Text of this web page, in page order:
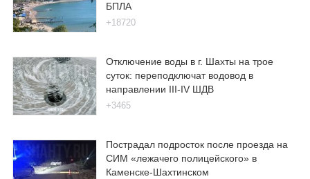
БПЛА
+18720
Отключение воды в г. Шахты на трое
суток: переподключат водовод в
направлении III-IV ШДВ
+3465
Пострадал подросток после проезда на
СИМ «лежачего полицейского» в
Каменске-Шахтинском